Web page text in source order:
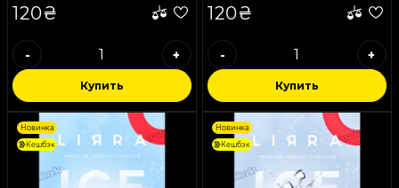
120₴
- +
Купить
120₴
- +
Купить
Новинка
Кешбэк
Новинка
Кешбэк